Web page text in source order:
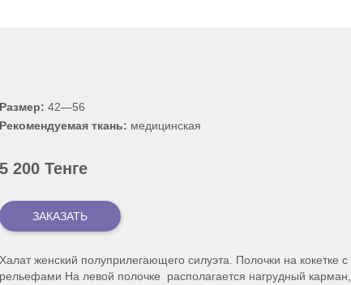
Размер:42—56
Рекомендуемая ткань: медицинская
5 200 Тенге
Халат женский полуприлегающего силуэта. Полочки на кокетке с
рельефами На левой полочке располагается нагрудный карман,